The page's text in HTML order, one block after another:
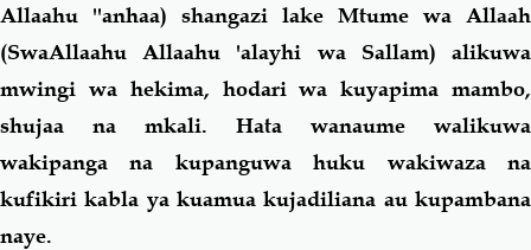
Akhlaaq-Aadaab Raqaaiq
Familia-Jamii Maswali-Majibu
Chemsha Bongo Vitabu
Allaahu ''anhaa) shangazi lake Mtume wa Allaah
(SwaAllaahu Allaahu 'alayhi wa Sallam) alikuwa
mwingi wa hekima, hodari wa kuyapima mambo,
shujaa na mkali. Hata wanaume walikuwa
wakipanga na kupanguwa huku wakiwaza na
kufikiri kabla ya kuamua kujadiliana au kupambana
naye.